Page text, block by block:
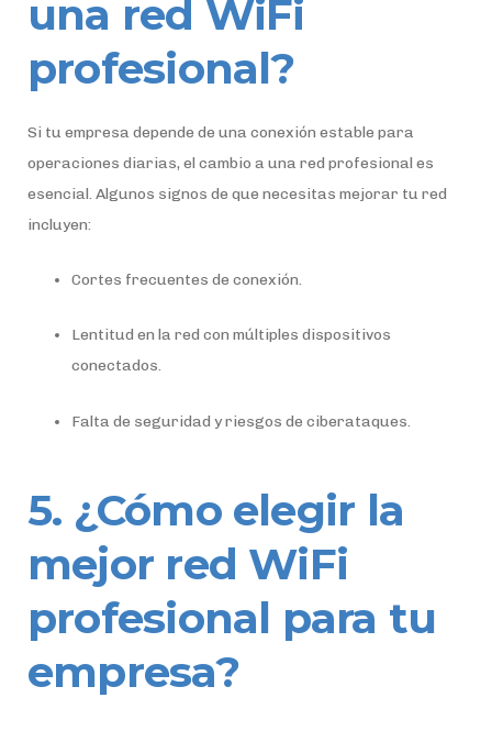
una red WiFi
profesional?
Si tu empresa depende de una conexión estable para
operaciones diarias, el cambio a una red profesional es
esencial. Algunos signos de que necesitas mejorar tu red
incluyen:
Cortes frecuentes de conexión.
Lentitud en la red con múltiples dispositivos
conectados.
Falta de seguridad y riesgos de ciberataques.
5. ¿Cómo elegir la
mejor red WiFi
profesional para tu
empresa?